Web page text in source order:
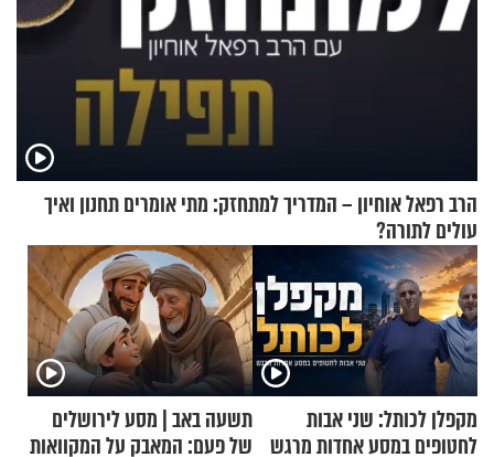
הרב רפאל אוחיון – המדריך למתחזק: מתי אומרים תחנון ואיך
עולים לתורה?
מקפלן לכותל: שני אבות
לחטופים במסע אחדות מרגש
תשעה באב | מסע לירושלים
של פעם: המאבק על המקוואות